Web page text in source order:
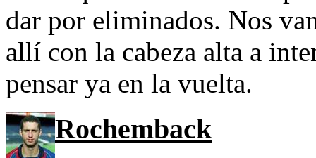
dar por eliminados. Nos
allí con la cabeza alta a
pensar ya en la vuelta.
Rochemback